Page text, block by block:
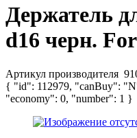
Держатель
d16 черн.
Артикул производителя
{ "id": 112979, "canBuy":
"economy": 0, "number": 1 }